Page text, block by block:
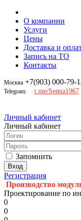
О компании
Услуги
Цены
Доставка и
Запись на ТО
Контакты
Москва +7(903) 000-79-
Telegram: t.me/Senna1967
Личный кабинет
Личный кабинет
Запомнить
Регистрация
Производство
Проектирование по
0
0